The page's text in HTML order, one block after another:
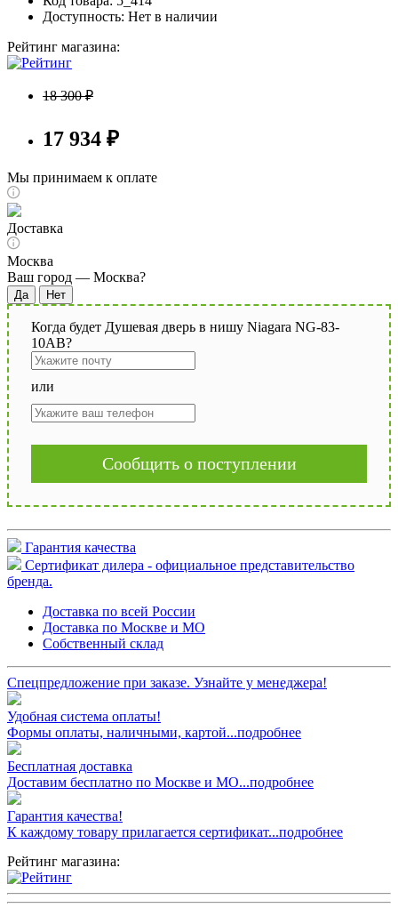
Доступность: Нет в наличии
Рейтинг магазина:
18 300 ₽
17 934 ₽
Мы принимаем к оплате
Доставка
Москва
Ваш город — Москва?
Когда будет Душевая дверь в нишу Niagara NG-83-
10AB?
или
Сообщить о поступлении
Гарантия качества
Сертификат дилера - официальное представительство
бренда.
Доставка по всей России
Доставка по Москве и МО
Собственный склад
Спецпредложение при заказе. Узнайте у менеджера!
Удобная система оплаты!
Формы оплаты, наличными, картой...подробнее
Бесплатная доставка
Доставим бесплатно по Москве и МО...подробнее
Гарантия качества!
К каждому товару прилагается сертификат...подробнее
Рейтинг магазина: